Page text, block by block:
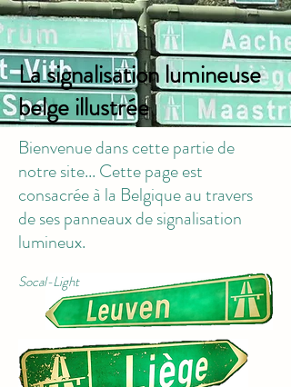
La signalisation lumineuse
belge illustrée
Bienvenue dans cette partie de
notre site... Cette page est
consacrée à la Belgique au travers
de ses panneaux de signalisation
lumineux.
Socal-Light